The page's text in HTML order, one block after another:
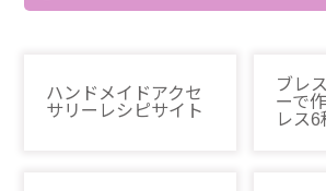
ハンドメイドアクセ
サリーレシピサイト
ブレ
ーで
レス6